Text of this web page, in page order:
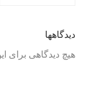
دیدگاهها
هیچ دیدگاهی